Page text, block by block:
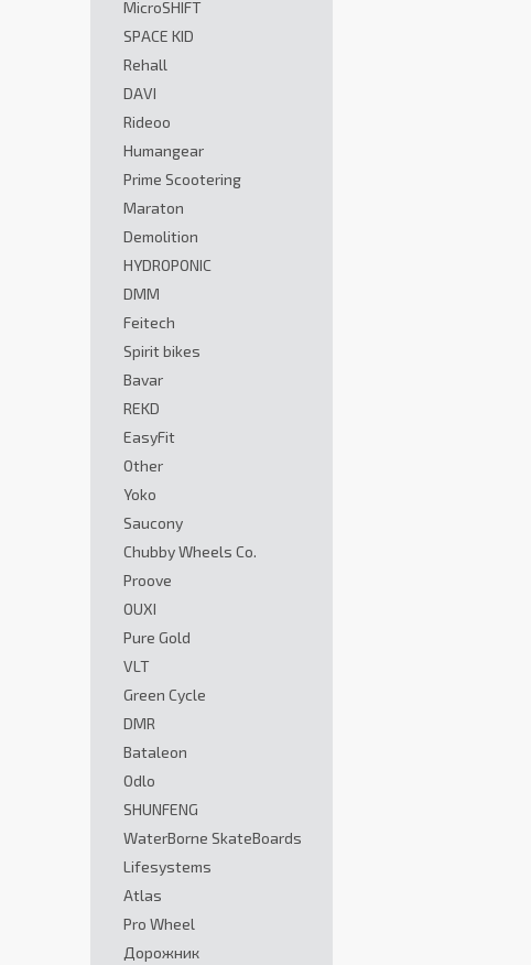
MicroSHIFT
SPACE KID
Rehall
DAVI
Rideoo
Humangear
Prime Scootering
Maraton
Demolition
HYDROPONIC
DMM
Feitech
Spirit bikes
Bavar
REKD
EasyFit
Other
Yoko
Saucony
Chubby Wheels Co.
Proove
OUXI
Pure Gold
VLT
Green Cycle
DMR
Bataleon
Odlo
SHUNFENG
WaterBorne SkateBoards
Lifesystems
Atlas
Pro Wheel
Дорожник